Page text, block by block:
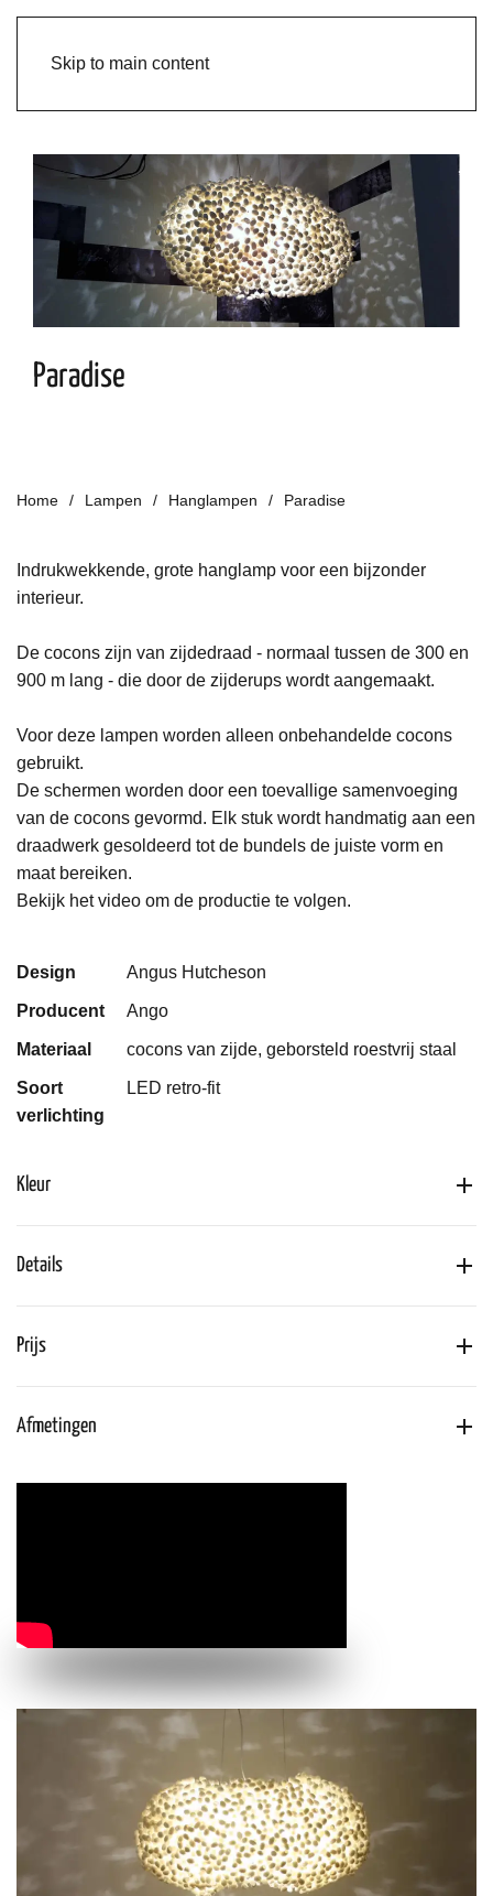
Skip to main content
Paradise
Home Lampen Hanglampen Paradise
Indrukwekkende, grote hanglamp voor een bijzonder
interieur.
De cocons zijn van zijdedraad - normaal tussen de 300 en
900 m lang - die door de zijderups wordt aangemaakt.
Voor deze lampen worden alleen onbehandelde cocons
gebruikt.
De schermen worden door een toevallige samenvoeging
van de cocons gevormd. Elk stuk wordt handmatig aan een
draadwerk gesoldeerd tot de bundels de juiste vorm en
maat bereiken.
Bekijk het video om de productie te volgen.
Design Angus Hutcheson
Producent Ango
Materiaal cocons van zijde, geborsteld roestvrij staal
Soort
verlichting
LED retro-fit
Kleur
Details
Prijs
Afmetingen